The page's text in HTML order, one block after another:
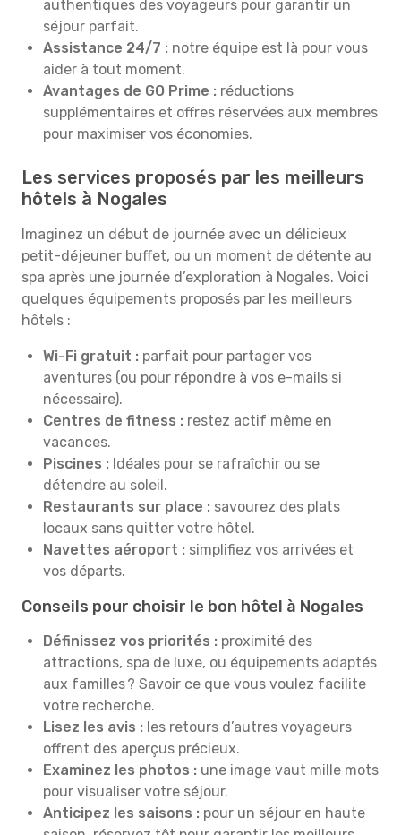
authentiques des voyageurs pour garantir un
séjour parfait.
Assistance 24/7 : notre équipe est là pour vous
aider à tout moment.
Avantages de GO Prime : réductions
supplémentaires et offres réservées aux membres
pour maximiser vos économies.
Les services proposés par les meilleurs
hôtels à Nogales
Imaginez un début de journée avec un délicieux
petit-déjeuner buffet, ou un moment de détente au
spa après une journée d’exploration à Nogales. Voici
quelques équipements proposés par les meilleurs
hôtels :
Wi-Fi gratuit : parfait pour partager vos
aventures (ou pour répondre à vos e-mails si
nécessaire).
Centres de fitness : restez actif même en
vacances.
Piscines : Idéales pour se rafraîchir ou se
détendre au soleil.
Restaurants sur place : savourez des plats
locaux sans quitter votre hôtel.
Navettes aéroport : simplifiez vos arrivées et
vos départs.
Conseils pour choisir le bon hôtel à Nogales
Définissez vos priorités : proximité des
attractions, spa de luxe, ou équipements adaptés
aux familles ? Savoir ce que vous voulez facilite
votre recherche.
Lisez les avis : les retours d’autres voyageurs
offrent des aperçus précieux.
Examinez les photos : une image vaut mille mots
pour visualiser votre séjour.
Anticipez les saisons : pour un séjour en haute